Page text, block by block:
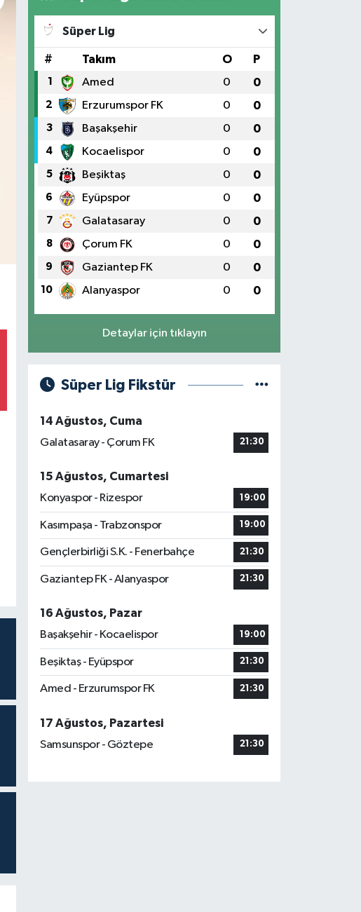
Süper Lig
# Takım O P
1 Amed 0 0
2 Erzurumspor FK 0 0
3 Başakşehir 0 0
4 Kocaelispor 0 0
5 Beşiktaş 0 0
6 Eyüpspor 0 0
7 Galatasaray 0 0
8 Çorum FK 0 0
9 Gaziantep FK 0 0
10 Alanyaspor 0 0
Detaylar için tıklayın
Süper Lig Fikstür
14 Ağustos, Cuma
Galatasaray - Çorum FK
21:30
15 Ağustos, Cumartesi
Konyaspor - Rizespor
19:00
Kasımpaşa - Trabzonspor 19:00
Gençlerbirliği S.K. - Fenerbahçe 21:30
Gaziantep FK - Alanyaspor 21:30
16 Ağustos, Pazar
Başakşehir - Kocaelispor
19:00
Beşiktaş - Eyüpspor 21:30
Amed - Erzurumspor FK 21:30
17 Ağustos, Pazartesi
Samsunspor - Göztepe
21:30